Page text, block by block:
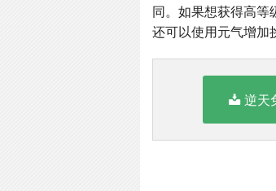
同。如果想获得高等
还可以使用元气增加
逆天